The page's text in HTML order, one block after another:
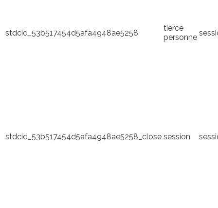
stdcid_53b517454d5afa4948ae5258
tierce
personne
stdcid_53b517454d5afa4948ae5258_close session